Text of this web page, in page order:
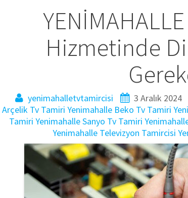
Hizmetinde
yenimahalletvtamircisi 3 Aralık 2024
Arçelik Tv Tamiri Yenimahalle Beko Tv Tamiri
Tamiri Yenimahalle Sanyo Tv Tamiri
Yenimahalle Televizyon Tamircisi
gezinmesi